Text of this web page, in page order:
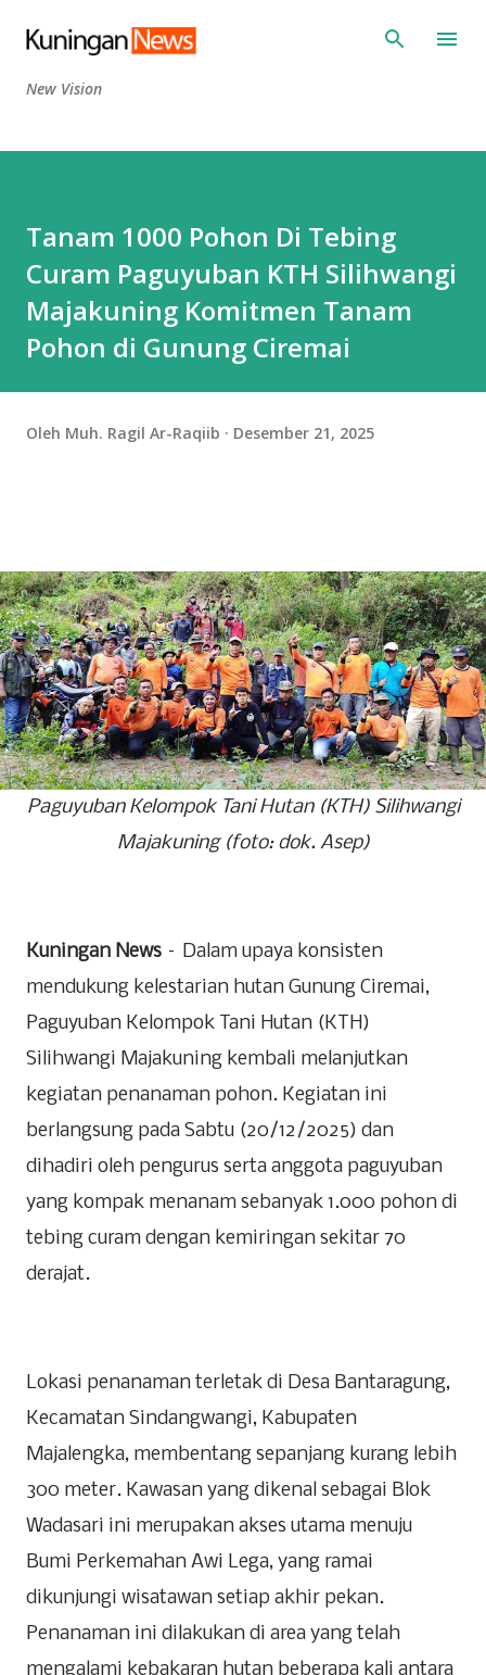
Langsung ke konten utama
New Vision
Tanam 1000 Pohon Di Tebing
Curam Paguyuban KTH Silihwangi
Majakuning Komitmen Tanam
Pohon di Gunung Ciremai ‎
Oleh Muh. Ragil Ar-Raqiib Desember 21, 2025
Paguyuban Kelompok Tani Hutan (KTH) Silihwangi
Majakuning (foto: dok. Asep)
Kuningan News – Dalam upaya konsisten
mendukung kelestarian hutan Gunung Ciremai,
Paguyuban Kelompok Tani Hutan (KTH)
Silihwangi Majakuning kembali melanjutkan
kegiatan penanaman pohon. Kegiatan ini
berlangsung pada Sabtu (20/12/2025) dan
dihadiri oleh pengurus serta anggota paguyuban
yang kompak menanam sebanyak 1.000 pohon di
tebing curam dengan kemiringan sekitar 70
derajat.
‎Lokasi penanaman terletak di Desa Bantaragung,
Kecamatan Sindangwangi, Kabupaten
Majalengka, membentang sepanjang kurang lebih
300 meter. Kawasan yang dikenal sebagai Blok
Wadasari ini merupakan akses utama menuju
Bumi Perkemahan Awi Lega, yang ramai
dikunjungi wisatawan setiap akhir pekan.
Penanaman ini dilakukan di area yang telah
mengalami kebakaran hutan beberapa kali antara